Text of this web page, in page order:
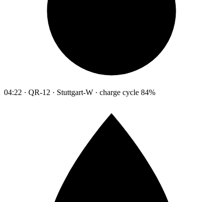
04:22 · QR-12 · Stuttgart-W · charge cycle 84%